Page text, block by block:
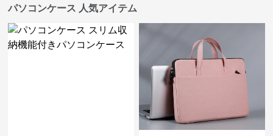
パソコンケース 人気アイテム